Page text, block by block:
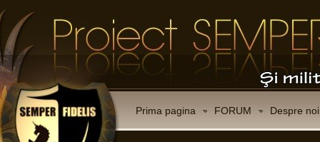
Prima pagina FORUM Despre noi